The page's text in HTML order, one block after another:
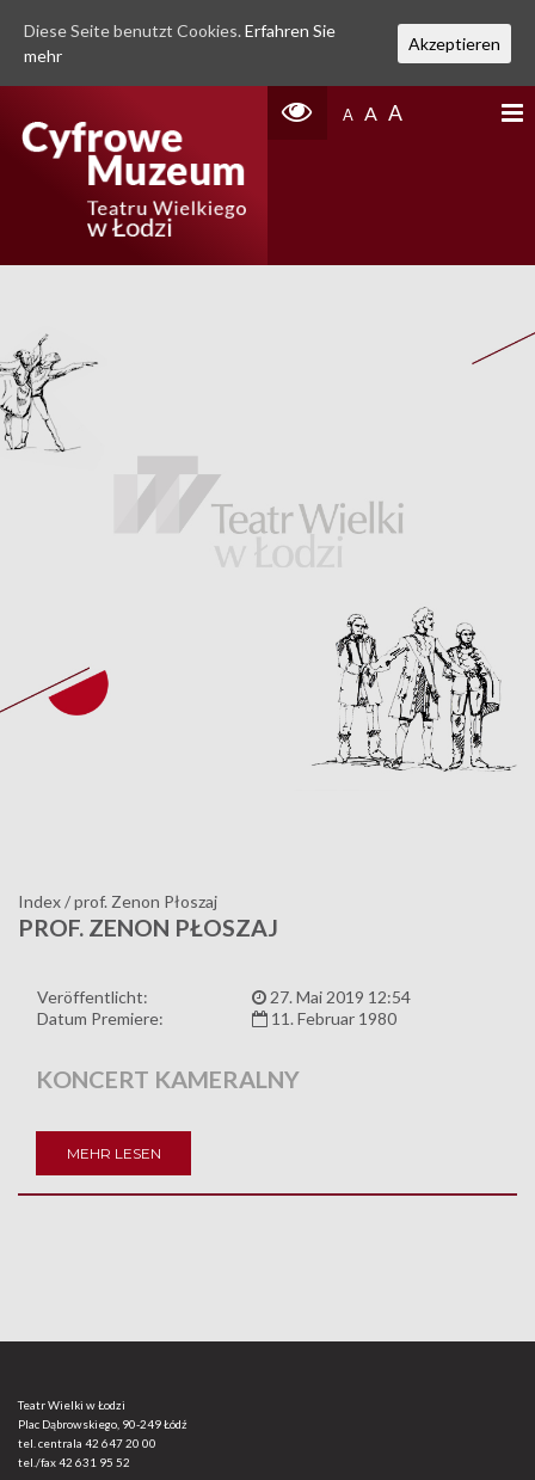
A A A
Index/prof. Zenon Płoszaj
PROF. ZENON PŁOSZAJ
Veröffentlicht:
27. Mai 2019 12:54
Datum Premiere:
11. Februar 1980
KONCERT KAMERALNY
MEHR LESEN
Teatr Wielki w Łodzi
Plac Dąbrowskiego, 90-249 Łódź
tel. centrala 42 647 20 00
tel./fax42 631 95 52
Diese Seite benutzt Cookies. Erfahren Sie
mehr
Akzeptieren